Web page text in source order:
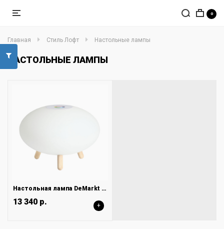
0
Главная Стиль Лофт Настольные лампы
НАСТОЛЬНЫЕ ЛАМПЫ
Настольная лампа DeMarkt Арлон 812030801
13 340 р. +